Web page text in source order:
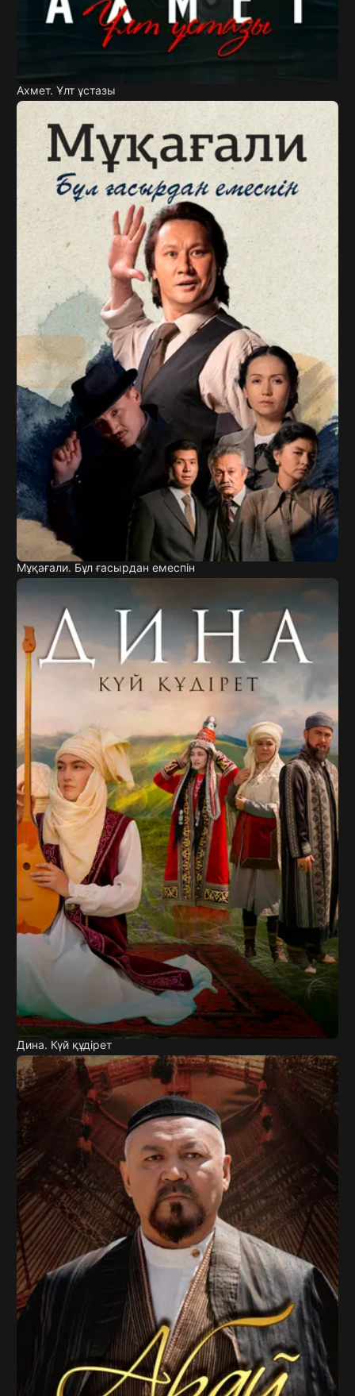
Ахмет. Ұлт ұстазы
Мұқағали. Бұл ғасырдан емеспін
Дина. Күй құдірет